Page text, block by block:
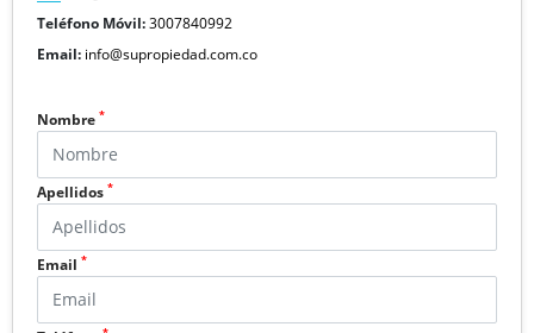
Teléfono Móvil:3007840992
Email: info@supropiedad.com.co
Nombre *
Apellidos *
Email *